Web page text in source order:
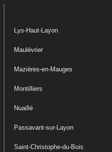
Lys-Haut-Layon
Maulévrier
Mazières-en-Mauges
Montilliers
Nuaillé
Passavant-sur-Layon
Saint-Christophe-du-Bois